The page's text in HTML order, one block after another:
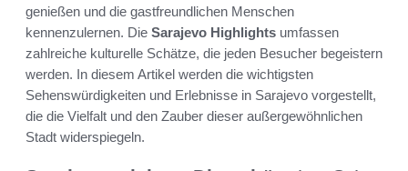
genießen und die gastfreundlichen Menschen
kennenzulernen. Die Sarajevo Highlights umfassen
zahlreiche kulturelle Schätze, die jeden Besucher begeistern
werden. In diesem Artikel werden die wichtigsten
Sehenswürdigkeiten und Erlebnisse in Sarajevo vorgestellt,
die die Vielfalt und den Zauber dieser außergewöhnlichen
Stadt widerspiegeln.